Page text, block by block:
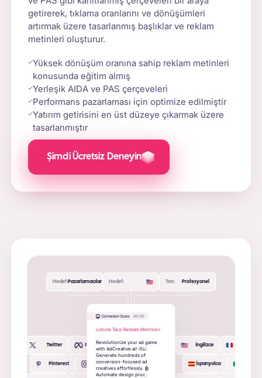
getirerek, tıklama oranlarını ve dönüşümleri
artırmak üzere tasarlanmış başlıklar ve reklam
metinleri oluşturur.
Yüksek dönüşüm oranına sahip reklam metinleri
konusunda eğitim almış
Yerleşik AIDA ve PAS çerçeveleri
Performans pazarlaması için optimize edilmiştir
Yatırım getirisini en üst düzeye çıkarmak üzere
tasarlanmıştır
Şimdi Ücretsiz Deneyin
Hedef:Pazarlamacılar Hedef: Ton: Profesyonel
Listicle Tarzı Reklam Metinleri
Revolutionize your ad game
with AdCreative. ai! 
Generate hundreds of
conversion-focused ad
creatives effortlessly. 
Automate design proce
Twitter Facebook
Pinterest Instagram
İngilizce
İspanyolca